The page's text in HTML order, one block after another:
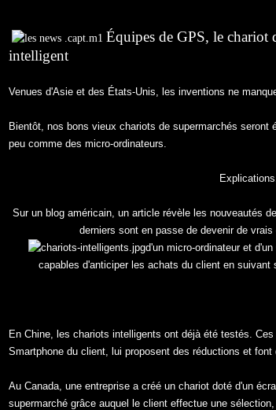
Équipes de GPS, le chariot
intelligent
Venues d'Asie et des États-Unis, les inventions ne
Bientôt, nos bons vieux chariots de supermarchés
peu comme des micro-ordinateurs.
Sur un blog américain, un article révèle les nouveautés
derniers sont en passe de devenir de
d'un micro-ordinateur et
capables d'anticiper les achats du client en suivant
En Chine, les chariots intelligents ont déjà été testés.
Smartphone du client, lui proposent des réductions et
Au Canada, une entreprise a créé un chariot doté d'un
supermarché grâce auquel le client effectue une